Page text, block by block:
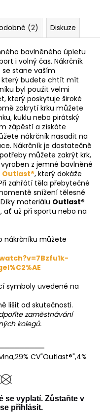
(2) Diskuze
bavlněného úpletu
i volný čas. Nákrčník
stane vaším
který budete chtít mít
byl použit velmi
který poskytuje široké
zakrytí krku můžete
kuklu nebo pirátský
zápěstí a získáte
nákrčník nasadit na
Nákrčník je dostatečně
můžete zakrýt krk,
z jemné bavlněné
Outlast®, který dokáže
zahřátí těla přebytečné
snížení tělesné
materiálu Outlast®
už při sportu nebo na
nákrčníku můžete
symboly uvedené na
lišit od skutečnosti.
zaměstnávání
kolegů.
CV"Outlast®",4%
se vyplatí. Zůstaňte v
přihlásit.